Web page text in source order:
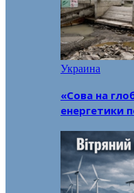
Украина
«Сова на
енергетики